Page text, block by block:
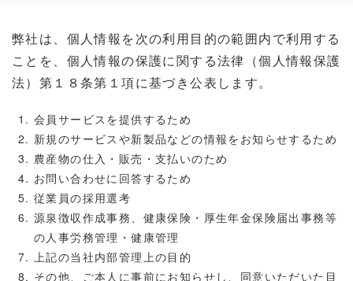
弊社は、個人情報を次の利用目的の範囲内で利用する
ことを、個人情報の保護に関する法律（個人情報保護
法）第１８条第１項に基づき公表します。
会員サービスを提供するため
新規のサービスや新製品などの情報をお知らせするため
農産物の仕入・販売・支払いのため
お問い合わせに回答するため
従業員の採用選考
源泉徴収作成事務、健康保険・厚生年金保険届出事務等
の人事労務管理・健康管理
上記の当社内部管理上の目的
その他、ご本人に事前にお知らせし、同意いただいた目